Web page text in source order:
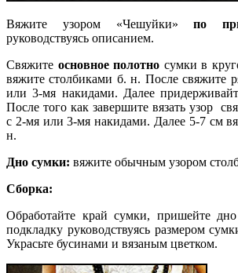
Вяжите узором «Чешуйки»по
руководствуясь описанием.
Свяжите основное полотно сумки в
вяжите столбиками б. н. После свяжите
или 3-мя накидами. Далее
После того как завершите вязать узор
с 2-мя или 3-мя накидами. Далее 5-7 см
н.
Дно сумки: вяжите обычным узором
Сборка:
Обработайте край сумки, пришейте
подкладку руководствуясь размером
Украсьте бусинами и вязаным цветком.